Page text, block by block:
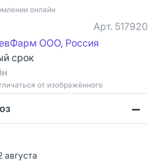
онлайн
Арт. 517920
ООО, Россия
срок
от изображённого
августа